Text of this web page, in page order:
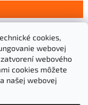
cookies,
webovej
webového
cookies môžete
našej webovej